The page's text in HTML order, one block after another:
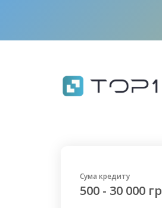
Сума кредиту
500 - 30 000